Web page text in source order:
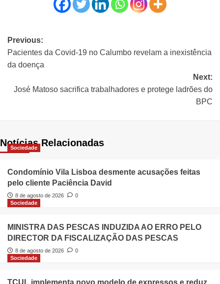
Previous:
Pacientes da Covid-19 no Calumbo revelam a inexistência
da doença
Next:
José Matoso sacrifica trabalhadores e protege ladrões do
BPC
Notícias Relacionadas
Sociedade
Condomínio Vila Lisboa desmente acusações feitas
pelo cliente Paciência David
8 de agosto de 2026
0
Sociedade
MINISTRA DAS PESCAS INDUZIDA AO ERRO PELO
DIRECTOR DA FISCALIZAÇÃO DAS PESCAS
8 de agosto de 2026
0
Sociedade
TCUL implementa novo modelo de expressos e reduz